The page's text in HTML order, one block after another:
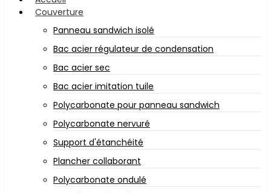
Couverture
Panneau sandwich isolé
Bac acier régulateur de condensation
Bac acier sec
Bac acier imitation tuile
Polycarbonate pour panneau sandwich
Polycarbonate nervuré
Support d'étanchéité
Plancher collaborant
Polycarbonate ondulé